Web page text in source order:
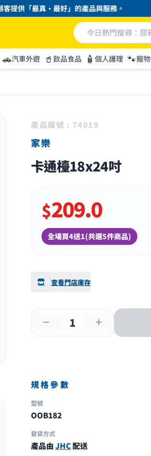
「最真・最好」的產品與服務。
🚗汽車外遊 🥤 飲品食品 🧴 個人護理 🐾寵物
產品編號 : 74019
家樂
卡通檯18x24吋
$209.0
全場買4送1(共選5件商品)
查看門店庫存
規格參數
型號
OOB182
發貨方式
產品由JHC配送